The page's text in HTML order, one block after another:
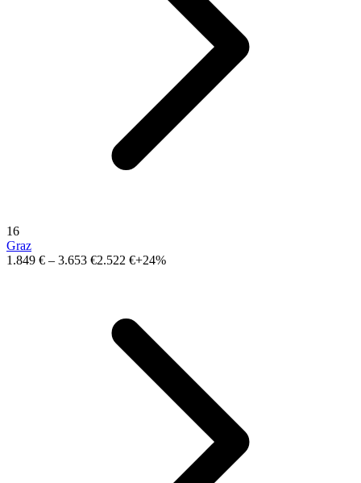
16
Graz
1.849 € – 3.653 €2.522 €+24%